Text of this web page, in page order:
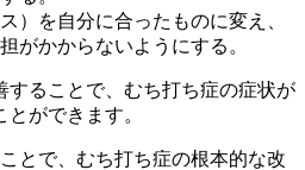
）を自分に合ったものに変え、
がかからないようにする。
することで、むち打ち症の症状が
ができます。
とで、むち打ち症の根本的な改